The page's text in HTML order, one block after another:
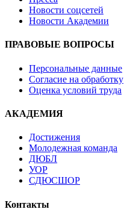
Новости соцсетей
Новости Академии
ПРАВОВЫЕ ВОПРОСЫ
Персональные данные
Согласие на обработку
Оценка условий труда
АКАДЕМИЯ
Достижения
Молодежная команда
ДЮБЛ
УОР
СДЮСШОР
Контакты